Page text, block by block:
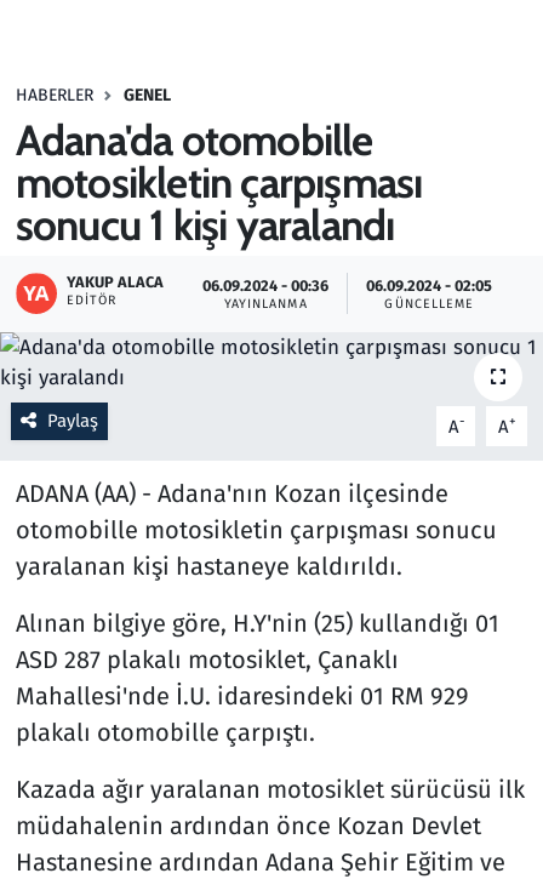
HABERLER GENEL
Adana'da otomobille
motosikletin çarpışması
sonucu 1 kişi yaralandı
YAKUP ALACA
EDITÖR
06.09.2024 - 00:36
YAYINLANMA
06.09.2024 - 02:05
GÜNCELLEME
Paylaş A- A+
ADANA (AA) - Adana'nın Kozan ilçesinde
otomobille motosikletin çarpışması sonucu
yaralanan kişi hastaneye kaldırıldı.
Alınan bilgiye göre, H.Y'nin (25) kullandığı 01
ASD 287 plakalı motosiklet, Çanaklı
Mahallesi'nde İ.U. idaresindeki 01 RM 929
plakalı otomobille çarpıştı.
Kazada ağır yaralanan motosiklet sürücüsü ilk
müdahalenin ardından önce Kozan Devlet
Hastanesine ardından Adana Şehir Eğitim ve
Haber
Kültür Sanat
Kurumsal Haberler
Lezzet Durağı
Memur ve Kamu
Otomobil
Oyun
Ramazan
Rüya Tabirleri
Sağlık
Savunma Sanayi
Seçim 2023